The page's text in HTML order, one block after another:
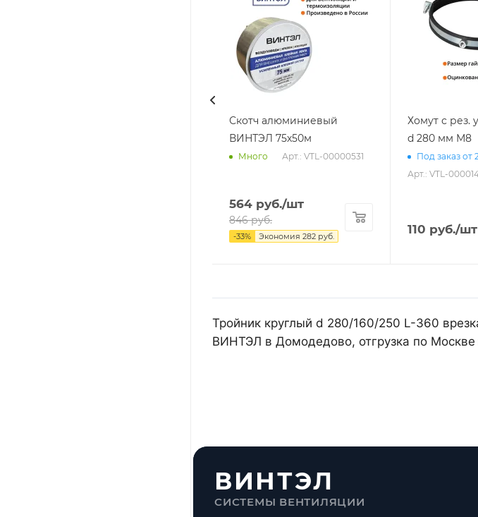
Скотч алюминиевый
ВИНТЭЛ 75х50м
Много Арт.: VTL-00000531
564 руб./шт
846руб.
-33% Экономия 282 руб.
Хомут с рез.
d 280 мм М8
Под заказ от
Арт.: VTL-
110 руб./шт
Тройник круглый d 280/160/250 L-360
ВИНТЭЛ в Домодедово, отгрузка по
ВИНТЭЛ
СИСТЕМЫ ВЕНТИЛЯЦИИ